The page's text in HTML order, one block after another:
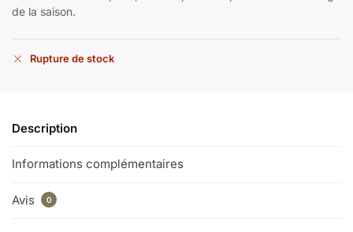
de la saison.
Rupture de stock
Description
Informations complémentaires
Avis 0